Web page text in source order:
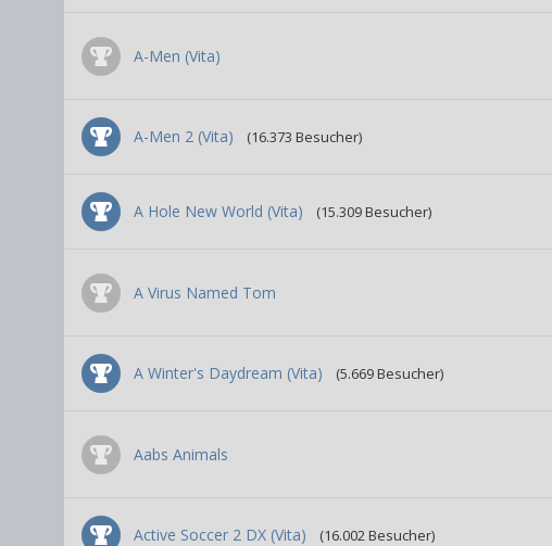
A-Men (Vita)
A-Men 2 (Vita) (16.373 Besucher)
A Hole New World (Vita) (15.309 Besucher)
A Virus Named Tom
A Winter's Daydream (Vita) (5.669 Besucher)
Aabs Animals
Active Soccer 2 DX (Vita) (16.002 Besucher)